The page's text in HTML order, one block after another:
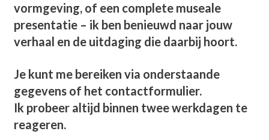
vormgeving, of een complete museale
presentatie – ik ben benieuwd naar jouw
verhaal en de uitdaging die daarbij hoort.
Je kunt me bereiken via onderstaande
gegevens of het contactformulier.
Ik probeer altijd binnen twee werkdagen te
reageren.